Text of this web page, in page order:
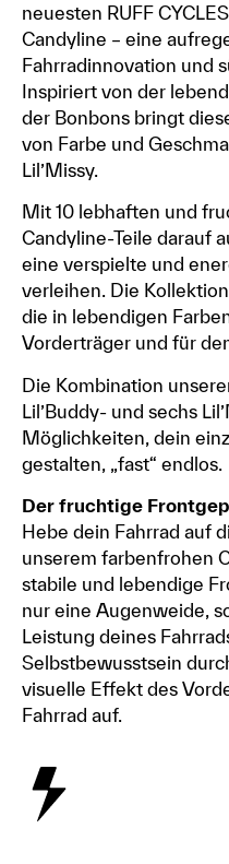
neuesten RUFF
Candyline – eine
Fahrradinnovation und
Inspiriert von der
der Bonbons bringt
von Farbe und
Lil’Missy.
Mit 10 lebhaften und
Candyline-Teile darauf
eine verspielte und
verleihen. Die
die in lebendigen
Vorderträger und für
Die Kombination
Lil’Buddy- und sechs
Möglichkeiten, dein
gestalten, „fast“ endlos.
Der fruchtige
Hebe dein Fahrrad auf
unserem farbenfrohen
stabile und lebendige
nur eine Augenweide,
Leistung deines
Selbstbewusstsein
visuelle Effekt des
Fahrrad auf.